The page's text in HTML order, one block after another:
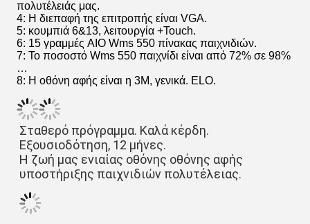
πολυτέλειάς μας.
4: Η διεπαφή της επιτροπής είναι VGA.
5: κουμπιά 6&13, λειτουργία +Touch.
6: 15 γραμμές AIO Wms 550 πίνακας παιχνιδιών.
7: Το ποσοστό Wms 550 παιχνίδι είναι από 72% σε 98%
…
8: Η οθόνη αφής είναι η 3M, γενικά. ELO.
Σταθερό πρόγραμμα. Καλά κέρδη.
Εξουσιοδότηση, 12 μήνες.
Η ζωή μας ενιαίας οθόνης οθόνης αφής
υποστήριξης παιχνιδιών πολυτέλειας.